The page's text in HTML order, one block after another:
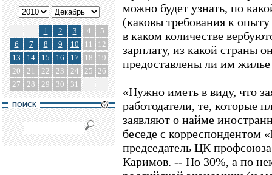
1 2 3 4
5
6
7 8 9 10 11
12
13
14 15 16 17 18
19
20
21 22 23 24 25 26
27
28 29 30 31
ПОИСК
можно будет узнать, по
(каковы требования к
в каком количестве
зарплату, из какой страны
предоставлены ли им жилье
«Нужно иметь в виду, что
работодатели, те, которые
заявляют о найме
беседе с корреспондентом
председатель ЦК
Каримов. -- Но 30%, а по